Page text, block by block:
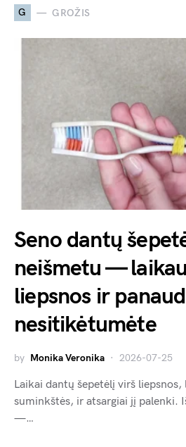
G GROŽIS
Seno dantų
neišmetu —
liepsnos ir
nesitikėtumėte
by Monika Veronika 2026-07-25
Laikai dantų šepetėlį virš
suminkštės, ir atsargiai jį palenki.
—…